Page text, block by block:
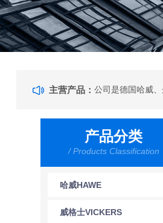
主营产品：
产品分类
/ Products Classification
哈威HAWE
威格士VICKERS